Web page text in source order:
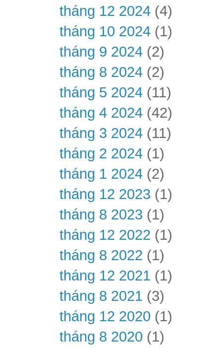
tháng 12 2024 (4)
tháng 10 2024 (1)
tháng 9 2024 (2)
tháng 8 2024 (2)
tháng 5 2024 (11)
tháng 4 2024 (42)
tháng 3 2024 (11)
tháng 2 2024 (1)
tháng 1 2024 (2)
tháng 12 2023 (1)
tháng 8 2023 (1)
tháng 12 2022 (1)
tháng 8 2022 (1)
tháng 12 2021 (1)
tháng 8 2021 (3)
tháng 12 2020 (1)
tháng 8 2020 (1)